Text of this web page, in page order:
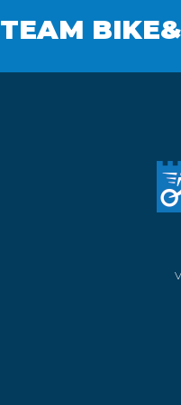
TEAM